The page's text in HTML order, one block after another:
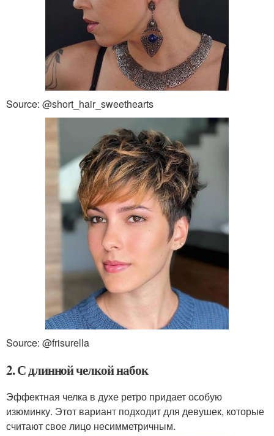
Source: @short_hair_sweethearts
Source: @frisurella
2. С длинной челкой набок
Эффектная челка в духе ретро придает особую
изюминку. Этот вариант подходит для девушек, которые
считают свое лицо несимметричным.